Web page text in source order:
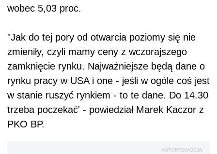
wobec 5,03 proc.
"Jak do tej pory od otwarcia poziomy się nie
zmieniły, czyli mamy ceny z wczorajszego
zamknięcie rynku. Najważniejsze będą dane o
rynku pracy w USA i one - jeśli w ogóle coś jest
w stanie ruszyć rynkiem - to te dane. Do 14.30
trzeba poczekać' - powiedział Marek Kaczor z
PKO BP.
AUTOPROMOCJA